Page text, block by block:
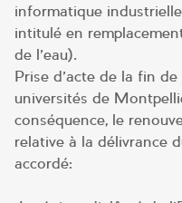
informatique
intitulé en
de l’eau).
Prise d’acte de la fin
universités de
conséquence, le
relative à la délivrance
accordé: